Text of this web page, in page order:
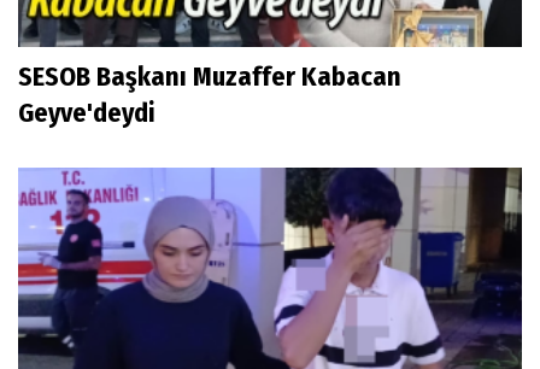
SESOB Başkanı Muzaffer Kabacan
Geyve'deydi